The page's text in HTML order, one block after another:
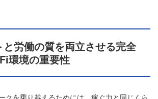
労働の質を両立させる完全
環境の重要性
クを乗り越えるためには、稼ぐ力と同じくら